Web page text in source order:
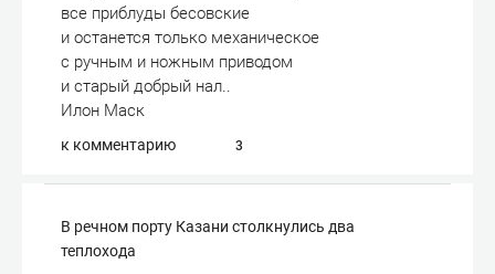
все приблуды бесовские
и останется только механическое
с ручным и ножным приводом
и старый добрый нал..
Илон Маск
к комментарию 3
В речном порту Казани столкнулись два
теплохода